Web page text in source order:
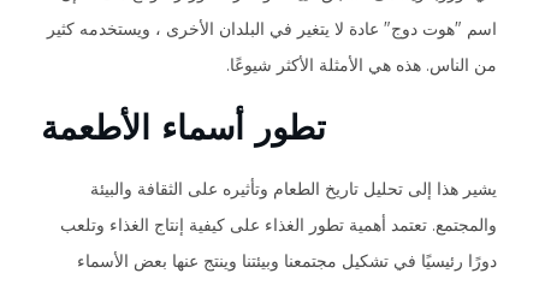
اسم "هوت دوج" عادة لا يتغير في البلدان الأخرى ، ويستخدمه كثير
من الناس. هذه هي الأمثلة الأكثر شيوعًا.
تطور أسماء الأطعمة
يشير هذا إلى تحليل تاريخ الطعام وتأثيره على الثقافة والبيئة
والمجتمع. تعتمد أهمية تطور الغذاء على كيفية إنتاج الغذاء وتلعب
دورًا رئيسيًا في تشكيل مجتمعنا وبيئتنا وينتج عنها بعض الأسماء